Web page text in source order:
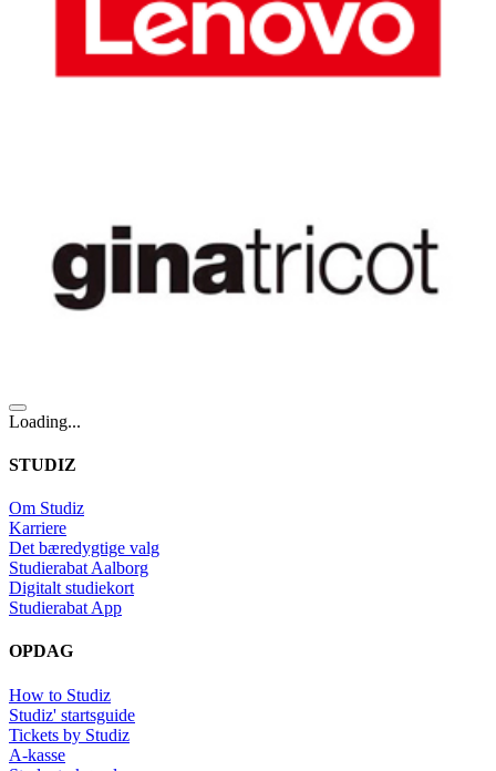
Loading...
STUDIZ
Om Studiz
Karriere
Det bæredygtige valg
Studierabat Aalborg
Digitalt studiekort
Studierabat App
OPDAG
How to Studiz
Studiz' startsguide
Tickets by Studiz
A-kasse